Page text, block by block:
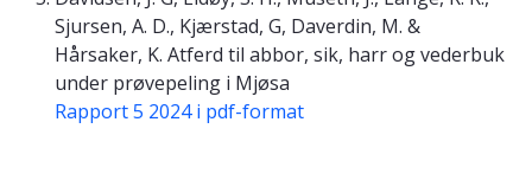
Sjursen, A. D., Kjærstad, G, Daverdin, M. &
Hårsaker, K. Atferd til abbor, sik, harr og vederbuk
under prøvepeling i Mjøsa
Rapport 5 2024 i pdf-format